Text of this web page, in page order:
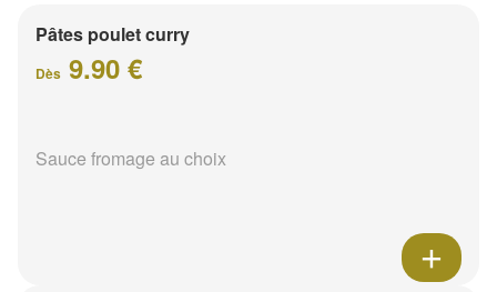
Pâtes poulet curry
Dès 9.90 €
Sauce fromage au choix